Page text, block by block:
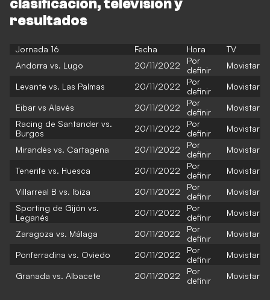
clasificación, televisión y
resultados
Jornada 16 Fecha Hora
TV
Andorra vs. Lugo
20/11/2022
Por
definir
Movistar
Levante vs. Las Palmas 20/11/2022
Por
definir
Movistar
Eibar vs Alavés 20/11/2022
Por
definir
Movistar
Racing de Santander vs.
Burgos
20/11/2022
Por
definir
Movistar
Mirandés vs. Cartagena 20/11/2022
Por
definir
Movistar
Tenerife vs. Huesca 20/11/2022
Por
definir
Movistar
Villarreal B vs. Ibiza 20/11/2022
Por
definir
Movistar
Sporting de Gijón vs.
Leganés
20/11/2022
Por
definir
Movistar
Zaragoza vs. Málaga 20/11/2022
Por
definir
Movistar
Ponferradina vs. Oviedo 20/11/2022
Por
definir
Movistar
Granada vs. Albacete 20/11/2022
Por
definir
Movistar